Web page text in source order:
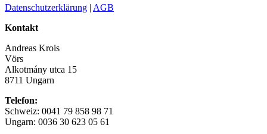
Datenschutzerklärung | AGB
Kontakt
Andreas Krois
Vörs
Alkotmány utca 15
8711 Ungarn
Telefon:
Schweiz: 0041 79 858 98 71
Ungarn: 0036 30 623 05 61